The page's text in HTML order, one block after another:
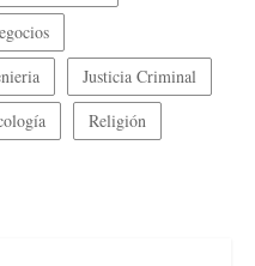
Justicia Criminal
Religión